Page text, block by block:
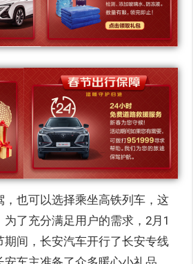
也可以选择乘坐高铁列车，这
了充分满足用户的需求，2月1
期间，长安汽车开行了长安专线